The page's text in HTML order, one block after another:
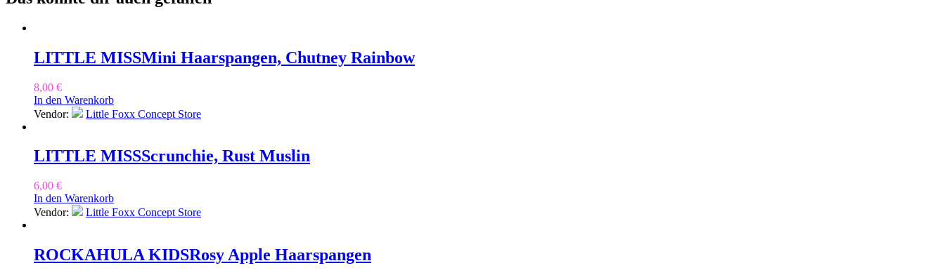
LITTLE MISSMini Haarspangen, Chutney Rainbow
8,00 €
In den Warenkorb
Vendor:
Little Foxx Concept Store
LITTLE MISSScrunchie, Rust Muslin
6,00 €
In den Warenkorb
Vendor:
Little Foxx Concept Store
ROCKAHULA KIDSRosy Apple Haarspangen